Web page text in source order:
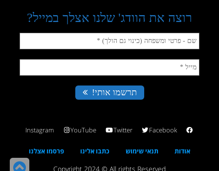
Facebook
Twitter
YouTube
Instagram
אודות תנאי שימוש כתבו אלינו פרסמו אצלנו
Copyright 2024 © All rights Reserved